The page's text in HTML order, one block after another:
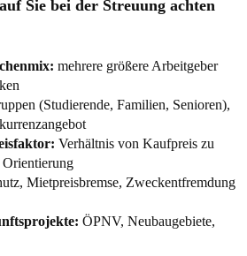
Sie bei der Streuung achten
mehrere größere Arbeitgeber
(Studierende, Familien, Senioren),
Verhältnis von Kaufpreis zu
Orientierung
Mietpreisbremse, Zweckentfremdung
ÖPNV, Neubaugebiete,